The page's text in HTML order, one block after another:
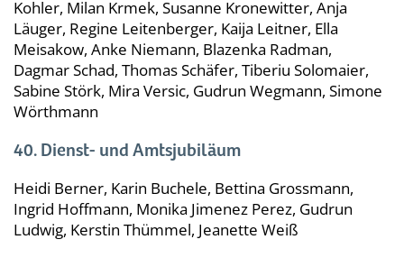
Kohler, Milan Krmek, Susanne Kronewitter, Anja
Läuger, Regine Leitenberger, Kaija Leitner, Ella
Meisakow, Anke Niemann, Blazenka Radman,
Dagmar Schad, Thomas Schäfer, Tiberiu Solomaier,
Sabine Störk, Mira Versic, Gudrun Wegmann, Simone
Wörthmann
40. Dienst- und Amtsjubiläum
Heidi Berner, Karin Buchele, Bettina Grossmann,
Ingrid Hoffmann, Monika Jimenez Perez, Gudrun
Ludwig, Kerstin Thümmel, Jeanette Weiß